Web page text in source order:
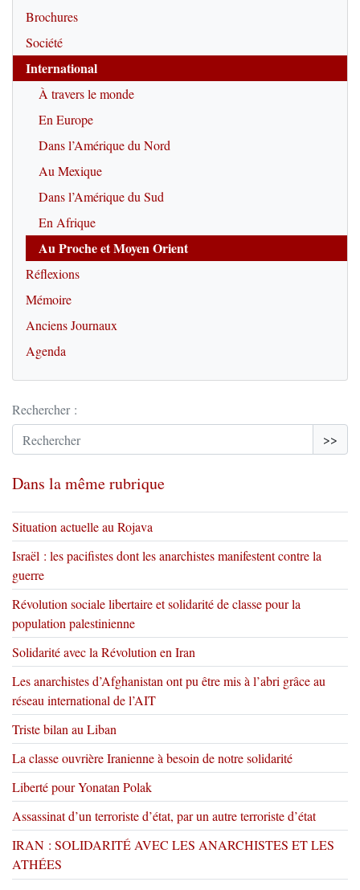
Brochures
Société
International
À travers le monde
En Europe
Dans l’Amérique du Nord
Au Mexique
Dans l’Amérique du Sud
En Afrique
Au Proche et Moyen Orient
Réflexions
Mémoire
Anciens Journaux
Agenda
Rechercher :
>>
Dans la même rubrique
Situation actuelle au Rojava
Israël : les pacifistes dont les anarchistes manifestent contre la
guerre
Révolution sociale libertaire et solidarité de classe pour la
population palestinienne
Solidarité avec la Révolution en Iran
Les anarchistes d’Afghanistan ont pu être mis à l’abri grâce au
réseau international de l’AIT
Triste bilan au Liban
La classe ouvrière Iranienne à besoin de notre solidarité
Liberté pour Yonatan Polak
Assassinat d’un terroriste d’état, par un autre terroriste d’état
IRAN : SOLIDARITÉ AVEC LES ANARCHISTES ET LES
ATHÉES